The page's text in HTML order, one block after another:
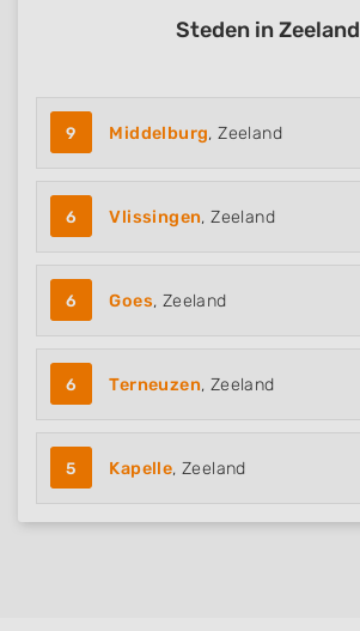
Steden in Zeeland
9 Middelburg, Zeeland
6 Vlissingen, Zeeland
6 Goes, Zeeland
6 Terneuzen, Zeeland
5 Kapelle, Zeeland